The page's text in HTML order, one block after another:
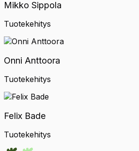
Mikko Sippola
Tuotekehitys
Onni Anttoora
Tuotekehitys
Felix Bade
Tuotekehitys